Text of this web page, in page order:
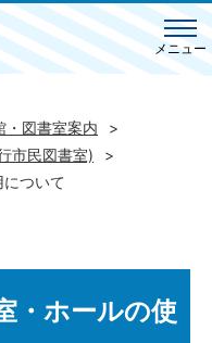
メニュー
・図書室案内
市民図書室)
ついて
・ホールの使